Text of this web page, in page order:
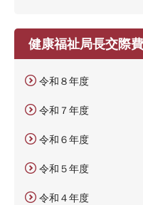
健康福祉局長交際費
令和８年度
令和７年度
令和６年度
令和５年度
令和４年度